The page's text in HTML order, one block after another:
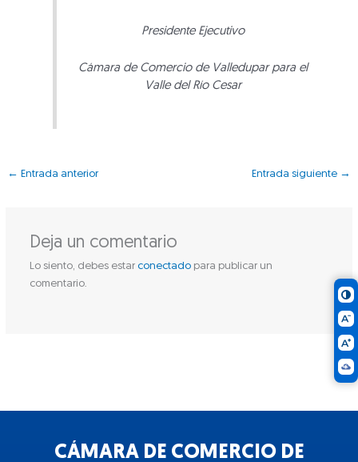
Presidente Ejecutivo
Cámara de Comercio de Valledupar para el
Valle del Río Cesar
← Entrada anterior Entrada siguiente →
Deja un comentario
Lo siento, debes estar conectadopara publicar un
comentario.
CÁMARA DE COMERCIO DE